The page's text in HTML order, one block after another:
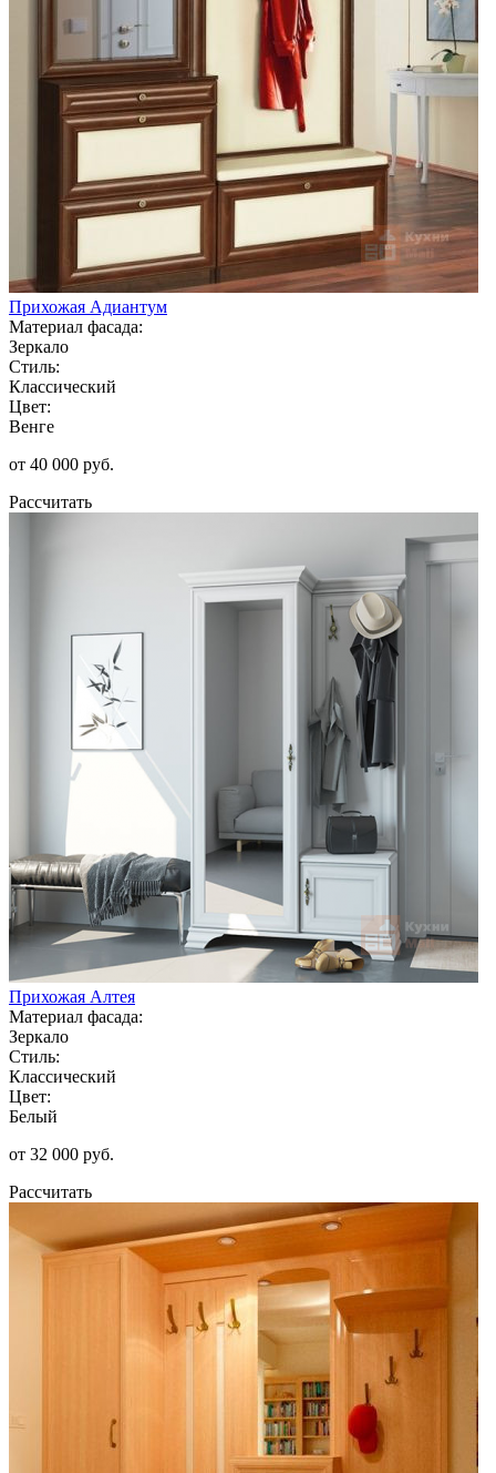
Прихожая Адиантум
Материал фасада:
Зеркало
Стиль:
Классический
Цвет:
Венге
от 40 000 руб.
Рассчитать
Прихожая Алтея
Материал фасада:
Зеркало
Стиль:
Классический
Цвет:
Белый
от 32 000 руб.
Рассчитать